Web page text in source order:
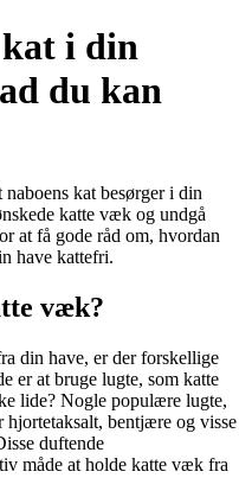
kat i din
du kan
kat besørger i din
katte væk og undgå
at få gode råd om, hvordan
have kattefri.
væk?
din have, er der forskellige
er at bruge lugte, som katte
lide? Nogle populære lugte,
bentjære og visse
duftende
måde at holde katte væk fra